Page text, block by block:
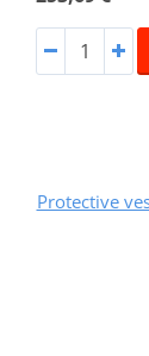
Protective